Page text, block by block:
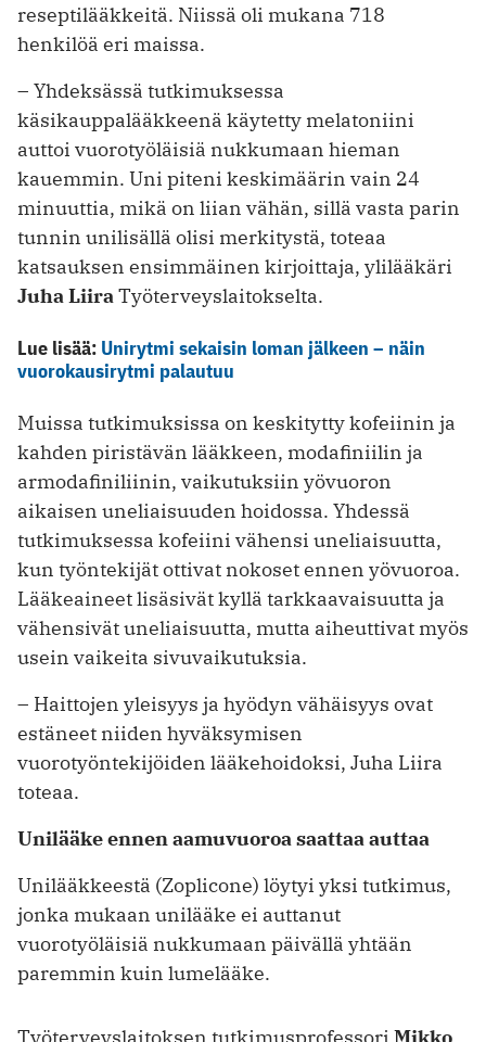
reseptilääkkeitä. Niissä oli mukana 718
henkilöä eri maissa.
– Yhdeksässä tutkimuksessa
käsikauppalääkkeenä käytetty melatoniini
auttoi vuorotyöläisiä nukkumaan hieman
kauemmin. Uni piteni keskimäärin vain 24
minuuttia, mikä on liian vähän, sillä vasta parin
tunnin unilisällä olisi merkitystä, toteaa
katsauksen ensimmäinen kirjoittaja, ylilääkäri
Juha LiiraTyöterveyslaitokselta.
Lue lisää: Unirytmi sekaisin loman jälkeen – näin
vuorokausirytmi palautuu
Muissa tutkimuksissa on keskitytty kofeiinin ja
kahden piristävän lääkkeen, modafiniilin ja
armodafiniliinin, vaikutuksiin yövuoron
aikaisen uneliaisuuden hoidossa. Yhdessä
tutkimuksessa kofeiini vähensi uneliaisuutta,
kun työntekijät ottivat nokoset ennen yövuoroa.
Lääkeaineet lisäsivät kyllä tarkkaavaisuutta ja
vähensivät uneliaisuutta, mutta aiheuttivat myös
usein vaikeita sivuvaikutuksia.
– Haittojen yleisyys ja hyödyn vähäisyys ovat
estäneet niiden hyväksymisen
vuorotyöntekijöiden lääkehoidoksi, Juha Liira
toteaa.
Unilääke ennen aamuvuoroa saattaa auttaa
Unilääkkeestä (Zoplicone) löytyi yksi tutkimus,
jonka mukaan unilääke ei auttanut
vuorotyöläisiä nukkumaan päivällä yhtään
paremmin kuin lumelääke.